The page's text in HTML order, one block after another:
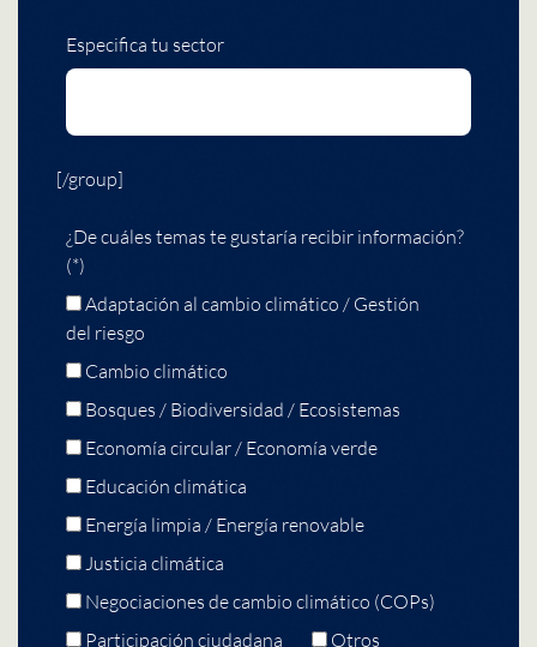
Especifica tu sector
[/group]
¿De cuáles temas te gustaría recibir información?
(*)
Adaptación al cambio climático / Gestión
del riesgo
Cambio climático
Bosques / Biodiversidad / Ecosistemas
Economía circular / Economía verde
Educación climática
Energía limpia / Energía renovable
Justicia climática
Negociaciones de cambio climático (COPs)
Participación ciudadana
Otros